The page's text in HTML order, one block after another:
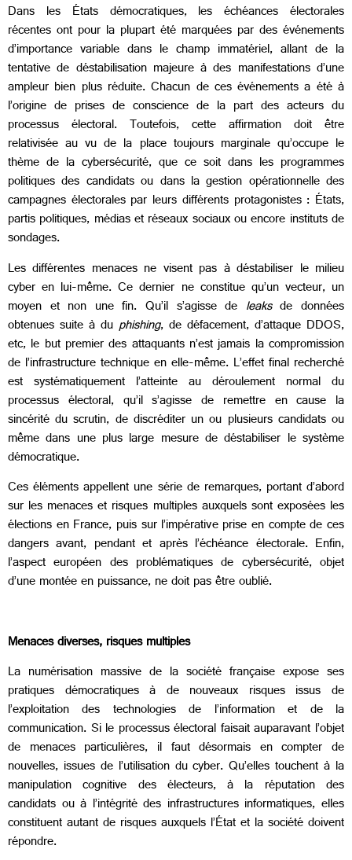
Dans les États démocratiques, les échéances électorales
récentes ont pour la plupart été marquées par des événements
d’importance variable dans le champ immatériel, allant de la
tentative de déstabilisation majeure à des manifestations d’une
ampleur bien plus réduite. Chacun de ces événements a été à
l’origine de prises de conscience de la part des acteurs du
processus électoral. Toutefois, cette affirmation doit être
relativisée au vu de la place toujours marginale qu’occupe le
thème de la cybersécurité, que ce soit dans les programmes
politiques des candidats ou dans la gestion opérationnelle des
campagnes électorales par leurs différents protagonistes : États,
partis politiques, médias et réseaux sociaux ou encore instituts de
sondages.
Les différentes menaces ne visent pas à déstabiliser le milieu
cyber en lui-même. Ce dernier ne constitue qu’un vecteur, un
moyen et non une fin. Qu’il s’agisse de leaksde données
obtenues suite à du phishing, de défacement, d’attaque DDOS,
etc, le but premier des attaquants n’est jamais la compromission
de l’infrastructure technique en elle-même. L’effet final recherché
est systématiquement l’atteinte au déroulement normal du
processus électoral, qu’il s’agisse de remettre en cause la
sincérité du scrutin, de discréditer un ou plusieurs candidats ou
même dans une plus large mesure de déstabiliser le système
démocratique.
Ces éléments appellent une série de remarques, portant d’abord
sur les menaces et risques multiples auxquels sont exposées les
élections en France, puis sur l’impérative prise en compte de ces
dangers avant, pendant et après l’échéance électorale. Enfin,
l’aspect européen des problématiques de cybersécurité, objet
d’une montée en puissance, ne doit pas être oublié.
Menaces diverses, risques multiples
La numérisation massive de la société française expose ses
pratiques démocratiques à de nouveaux risques issus de
l’exploitation des technologies de l’information et de la
communication. Si le processus électoral faisait auparavant l’objet
de menaces particulières, il faut désormais en compter de
nouvelles, issues de l’utilisation du cyber. Qu’elles touchent à la
manipulation cognitive des électeurs, à la réputation des
candidats ou à l’intégrité des infrastructures informatiques, elles
constituent autant de risques auxquels l’État et la société doivent
répondre.